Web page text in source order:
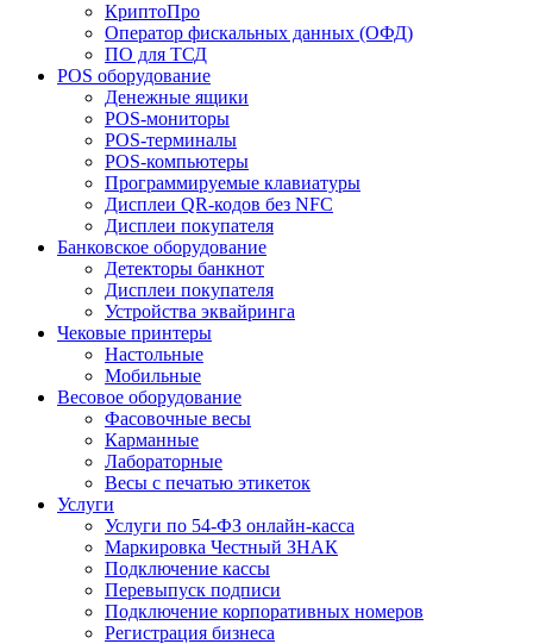
КриптоПро
Оператор фискальных данных (ОФД)
ПО для ТСД
POS оборудование
Денежные ящики
POS-мониторы
POS-терминалы
POS-компьютеры
Программируемые клавиатуры
Дисплеи QR-кодов без NFC
Дисплеи покупателя
Банковское оборудование
Детекторы банкнот
Дисплеи покупателя
Устройства эквайринга
Чековые принтеры
Настольные
Мобильные
Весовое оборудование
Фасовочные весы
Карманные
Лабораторные
Весы с печатью этикеток
Услуги
Услуги по 54-ФЗ онлайн-касса
Маркировка Честный ЗНАК
Подключение кассы
Перевыпуск подписи
Подключение корпоративных номеров
Регистрация бизнеса